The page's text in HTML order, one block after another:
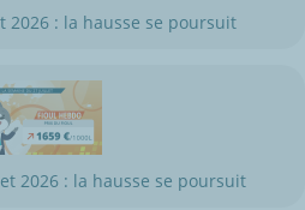
2026 : la hausse se poursuit
2026 : la hausse se poursuit